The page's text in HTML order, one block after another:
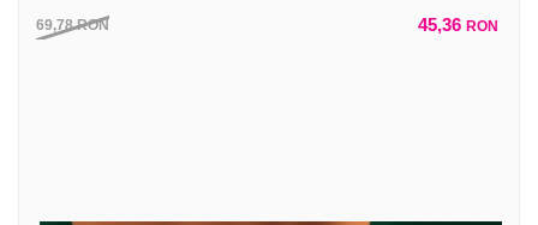
69,78RON 45,36 RON